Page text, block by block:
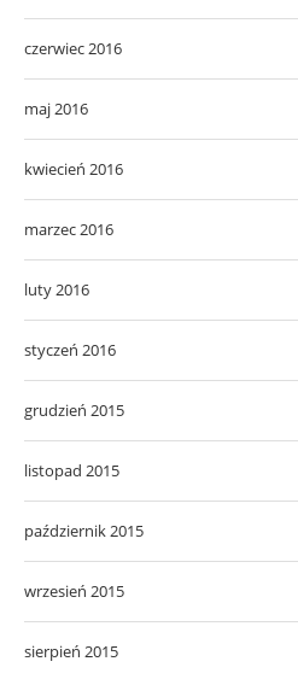
czerwiec 2016
maj 2016
kwiecień 2016
marzec 2016
luty 2016
styczeń 2016
grudzień 2015
listopad 2015
październik 2015
wrzesień 2015
sierpień 2015